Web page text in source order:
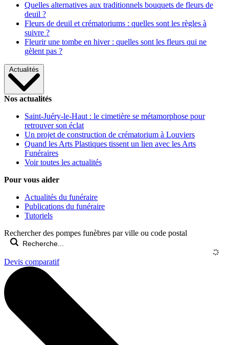
Quelles alternatives aux traditionnels bouquets de fleurs de
deuil ?
Fleurs de deuil et crématoriums : quelles sont les règles à
suivre ?
Fleurir une tombe en hiver : quelles sont les fleurs qui ne
gèlent pas ?
Actualités
Nos actualités
Saint-Juéry-le-Haut : le cimetière se métamorphose pour
retrouver son éclat
Un projet de construction de crématorium à Louviers
Quand les Arts Plastiques tissent un lien avec les Arts
Funéraires
Voir toutes les actualités
Pour vous aider
Actualités du funéraire
Publications du funéraire
Tutoriels
Rechercher des pompes funèbres par ville ou code postal
Devis comparatif